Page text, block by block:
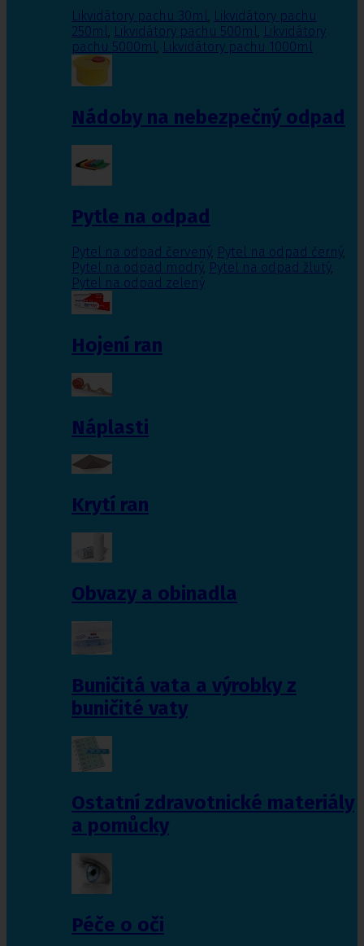
Likvidátory pachu 30ml, Likvidátory pachu
250ml, Likvidátory pachu 500ml, Likvidátory
pachu 5000ml, Likvidátory pachu 1000ml
Nádoby na nebezpečný odpad
Pytle na odpad
Pytel na odpad červený, Pytel na odpad černý,
Pytel na odpad modrý, Pytel na odpad žlutý,
Pytel na odpad zelený
Hojení ran
Náplasti
Krytí ran
Obvazy a obinadla
Buničitá vata a výrobky z
buničité vaty
Ostatní zdravotnické materiály
a pomůcky
Péče o oči